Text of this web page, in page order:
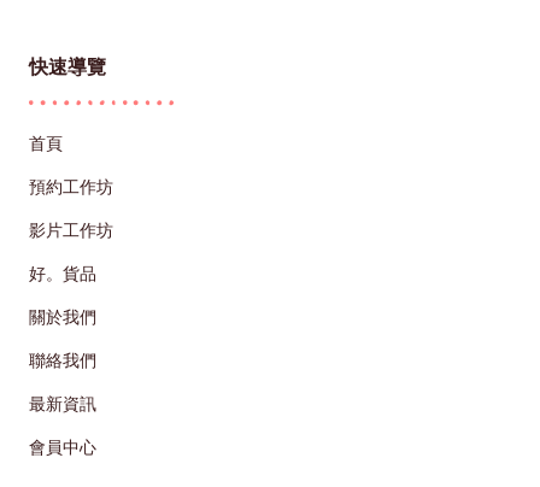
快速導覽
首頁
預約工作坊
影片工作坊
好。貨品
關於我們
聯絡我們
最新資訊
會員中心